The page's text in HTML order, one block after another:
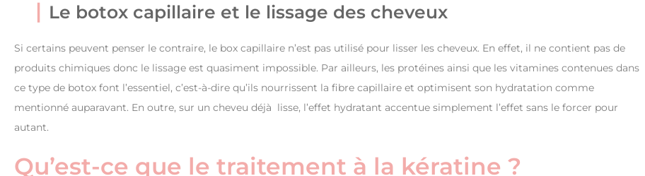
Le botox capillaire et le lissage des cheveux
Si certains peuvent penser le contraire, le box capillaire n’est pas utilisé pour lisser les cheveux. En effet, il ne contient pas de
produits chimiques donc le lissage est quasiment impossible. Par ailleurs, les protéines ainsi que les vitamines contenues dans
ce type de botox font l’essentiel, c’est-à-dire qu’ils nourrissent la fibre capillaire et optimisent son hydratation comme
mentionné auparavant. En outre, sur un cheveu déjà lisse, l’effet hydratant accentue simplement l’effet sans le forcer pour
autant.
Qu’est-ce que le traitement à la kératine ?